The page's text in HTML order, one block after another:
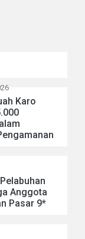
Karo
Anggota
Pasar 9*